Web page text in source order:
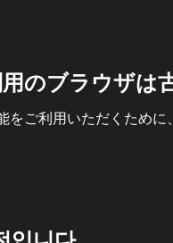
のブラウザは
ご利用いただくために